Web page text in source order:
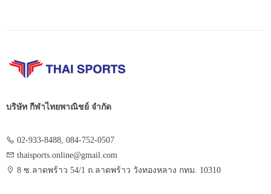
บริษัท กีฬาไทยพาณิชย์ จำกัด
02-933-8488, 084-752-0507
thaisports.online@gmail.com
8 ซ.ลาดพร้าว 54/1 ถ.ลาดพร้าว วังทองหลาง กทม. 10310